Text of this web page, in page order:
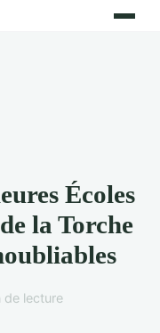
Écoles
la Torche
de lecture